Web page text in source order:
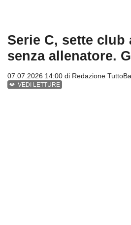
Serie C, sette club
senza allenatore.
07.07.2026 14:00 di Redazione
VEDI LETTURE